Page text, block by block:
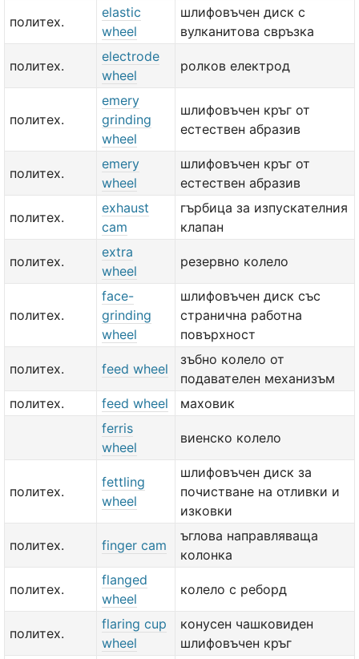
политех.
elastic
wheel
шлифовъчен диск с
вулканитова свръзка
политех.
electrode
wheel
ролков електрод
политех.
emery
grinding
wheel
шлифовъчен кръг от
естествен абразив
политех.
emery
wheel
шлифовъчен кръг от
естествен абразив
политех.
exhaust
cam
гърбица за изпускателния
клапан
политех.
extra
wheel
резервно колело
политех.
face-
grinding
wheel
шлифовъчен диск със
странична работна
повърхност
политех. feed wheel
зъбно колело от
подавателен механизъм
политех.
feed wheel
маховик
ferris
wheel
виенско колело
политех.
fettling
wheel
шлифовъчен диск за
почистване на отливки и
изковки
политех. finger cam
ъглова направляваща
колонка
политех.
flanged
wheel
колело с реборд
политех.
flaring cup
wheel
конусен чашковиден
шлифовъчен кръг